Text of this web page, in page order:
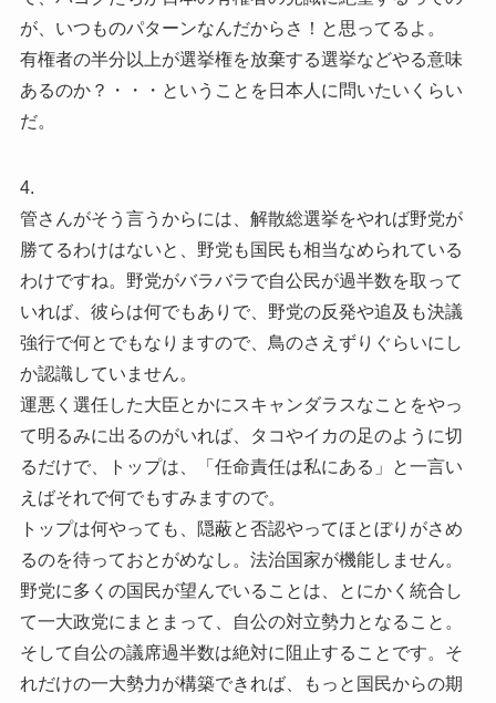
が、いつものパターンなんだからさ！と思ってるよ。
有権者の半分以上が選挙権を放棄する選挙などやる意味
あるのか？・・・ということを日本人に問いたいくらい
だ。
4.
管さんがそう言うからには、解散総選挙をやれば野党が
勝てるわけはないと、野党も国民も相当なめられている
わけですね。野党がバラバラで自公民が過半数を取って
いれば、彼らは何でもありで、野党の反発や追及も決議
強行で何とでもなりますので、鳥のさえずりぐらいにし
か認識していません。
運悪く選任した大臣とかにスキャンダラスなことをやっ
て明るみに出るのがいれば、タコやイカの足のように切
るだけで、トップは、「任命責任は私にある」と一言い
えばそれで何でもすみますので。
トップは何やっても、隠蔽と否認やってほとぼりがさめ
るのを待っておとがめなし。法治国家が機能しません。
野党に多くの国民が望んでいることは、とにかく統合し
て一大政党にまとまって、自公の対立勢力となること。
そして自公の議席過半数は絶対に阻止することです。そ
れだけの一大勢力が構築できれば、もっと国民からの期